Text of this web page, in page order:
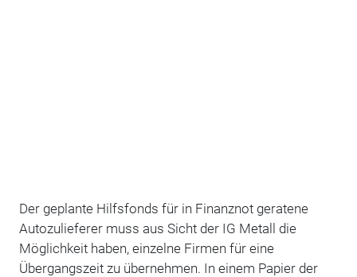
Der geplante Hilfsfonds für in Finanznot geratene
Autozulieferer muss aus Sicht der IG Metall die
Möglichkeit haben, einzelne Firmen für eine
Übergangszeit zu übernehmen. In einem Papier der